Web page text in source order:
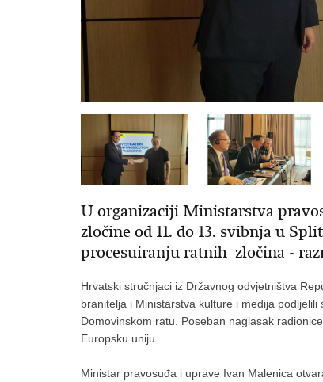
U organizaciji Ministarstva
zločine od 11. do 13. svibnja u
procesuiranju ratnih zločina -
Hrvatski stručnjaci iz Državnog odvjetništva
branitelja i Ministarstva kulture i medija
Domovinskom ratu. Poseban naglasak
Europsku uniju.
Ministar pravosuđa i uprave Ivan Malenica